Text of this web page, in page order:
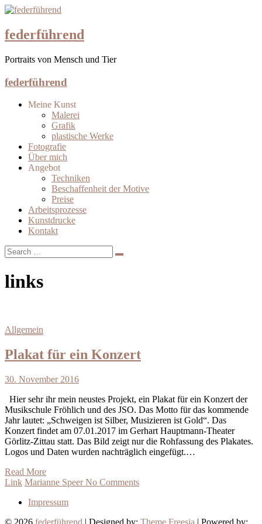
federführend
Portraits von Mensch und Tier
federführend
Meine Kunst
Malerei
Grafik
plastische Werke
Fotografie
Über mich
Angebot
Techniken
Beschaffenheit der Motive
Preise
Arbeitsprozesse
Kunstdrucke
Kontakt
links
Allgemein
Plakat für ein Konzert
30. November 2016
Hier sehr ihr mein neustes Projekt, ein Plakat für ein Konzert der
Musikschule Fröhlich und des JSO. Das Motto für das kommende
Jahr lautet: „Schweigen ist Silber, Musizieren ist Gold“. Das
Konzert findet am 07.01.2017 im Gerhart Hauptmann-Theater
Görlitz-Zittau statt. Das Bild zeigt nur die Rohfassung des Plakates.
Logos und Daten wurden nachträglich eingefügt.…
Read More
Link Marianne SpeerNo Comments
Impressum
© 2026 federführend | Designed by: Theme Freesia | Powered by: